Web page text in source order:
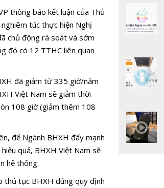
thông báo kết luận của Thủ
túc thực hiện Nghị
chủ động rà soát và sớm
đó có 12 TTHC liên quan
đã giảm từ 335 giờ/năm
Việt Nam sẽ giảm thời
108 giờ (giảm thêm 108
để Ngành BHXH đẩy mạnh
quả, BHXH Việt Nam sẽ
hệ thống.
thủ tục BHXH đúng quy định